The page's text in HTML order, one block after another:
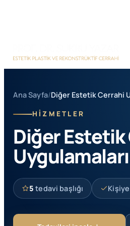
Ana Sayfa/Diğer Estetik Cerrahi
HİZMETLER
Diğer
Uygulamaları
5 tedavi başlığı